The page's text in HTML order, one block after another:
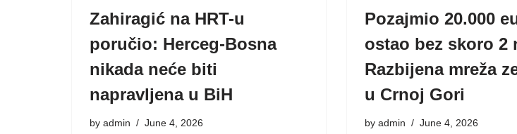
Zahiragić na HRT-u
poručio: Herceg-Bosna
nikada neće biti
napravljena u BiH
by admin June 4, 2026
Pozajmio 20.000
ostao bez skoro 2
Razbijena mreža
u Crnoj Gori
by admin June 4, 2026